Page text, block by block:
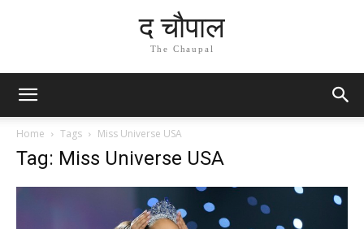
द चौपाल
The Chaupal
Home Tags Miss Universe USA
Tag: Miss Universe USA